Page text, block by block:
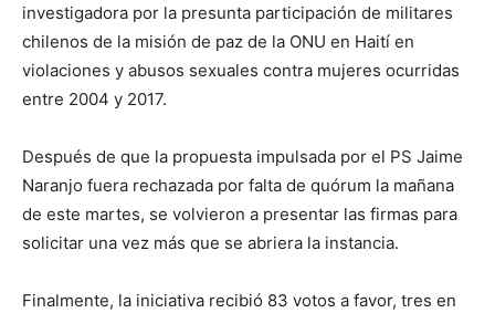
investigadora por la presunta participación de militares
chilenos de la misión de paz de la ONU en Haití en
violaciones y abusos sexuales contra mujeres ocurridas
entre 2004 y 2017.
Después de que la propuesta impulsada por el PS Jaime
Naranjo fuera rechazada por falta de quórum la mañana
de este martes, se volvieron a presentar las firmas para
solicitar una vez más que se abriera la instancia.
Finalmente, la iniciativa recibió 83 votos a favor, tres en